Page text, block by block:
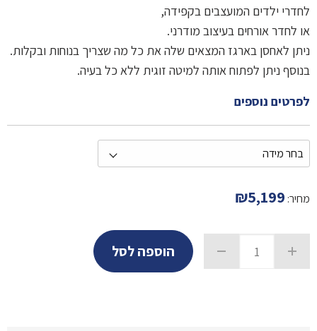
לחדרי ילדים המועצבים בקפידה,
או לחדר אורחים בעיצוב מודרני.
ניתן לאחסן בארגז המצאים שלה את כל מה שצריך בנוחות ובקלות.
בנוסף ניתן לפתוח אותה למיטה זוגית ללא כל בעיה.
לפרטים נוספים
מחיר: ₪5,199
הוספה לסל